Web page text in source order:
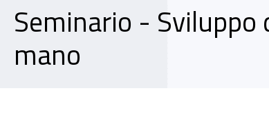
Seminario -
mano